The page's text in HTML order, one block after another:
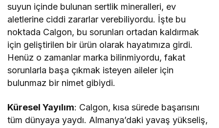
suyun içinde bulunan sertlik mineralleri, ev
aletlerine ciddi zararlar verebiliyordu. İşte bu
noktada Calgon, bu sorunları ortadan kaldırmak
için geliştirilen bir ürün olarak hayatımıza girdi.
Henüz o zamanlar marka bilinmiyordu, fakat
sorunlarla başa çıkmak isteyen aileler için
bulunmaz bir nimet gibiydi.
Küresel Yayılım: Calgon, kısa sürede başarısını
tüm dünyaya yaydı. Almanya’daki yavaş yükseliş,